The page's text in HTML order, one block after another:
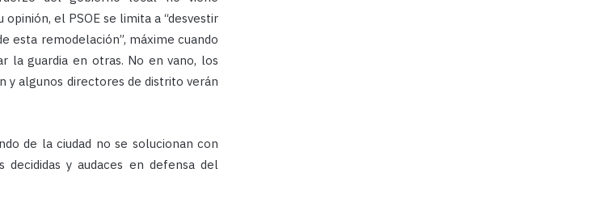
el PSOE se limita a “desvestir
esta remodelación”, máxime cuando
la guardia en otras. No en vano, los
y algunos directores de distrito verán
de la ciudad no se solucionan con
y audaces en defensa del